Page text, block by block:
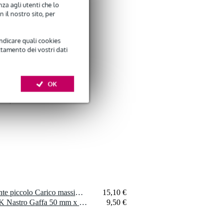
agli utenti che lo
il nostro sito, per
quali cookies
dei vostri dati
OK
1 x Showgear Occhio volante piccolo Carico massimo 300 daN
15,10 €
1 x Innox ETA GAF-01-BK Nastro Gaffa 50 mm x 50 m nero
9,50 €